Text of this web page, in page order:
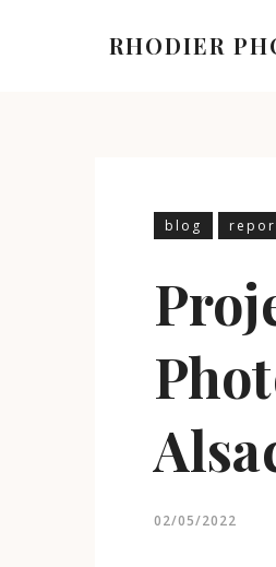
RHODIER
blog
02/05/2022